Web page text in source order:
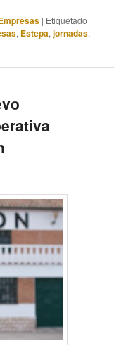
| Etiquetado
, Estepa,jornadas,